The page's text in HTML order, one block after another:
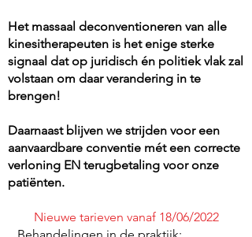
Het massaal deconventioneren van alle
kinesitherapeuten is het enige sterke
signaal dat op juridisch én politiek vlak zal
volstaan om daar verandering in te
brengen!
Daarnaast blijven we strijden voor een
aanvaardbare conventie mét een correcte
verloning EN terugbetaling voor onze
patiënten.
Nieuwe tarieven vanaf 18/06/2022